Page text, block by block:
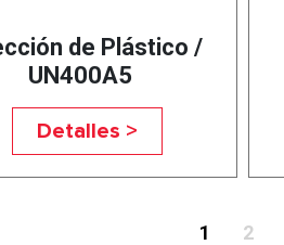
de Plástico /
UN400A5
Detalles >
1 2